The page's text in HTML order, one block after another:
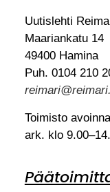
Uutislehti
Maariankatu 14
49400 Hamina
Puh. 0104 210
Toimisto avoinna
ark. klo